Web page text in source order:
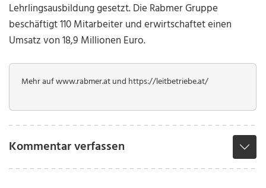
Lehrlingsausbildung gesetzt. Die Rabmer Gruppe
beschäftigt 110 Mitarbeiter und erwirtschaftet einen
Umsatz von 18,9 Millionen Euro.
Mehr auf www.rabmer.at und https://leitbetriebe.at/
Kommentar verfassen